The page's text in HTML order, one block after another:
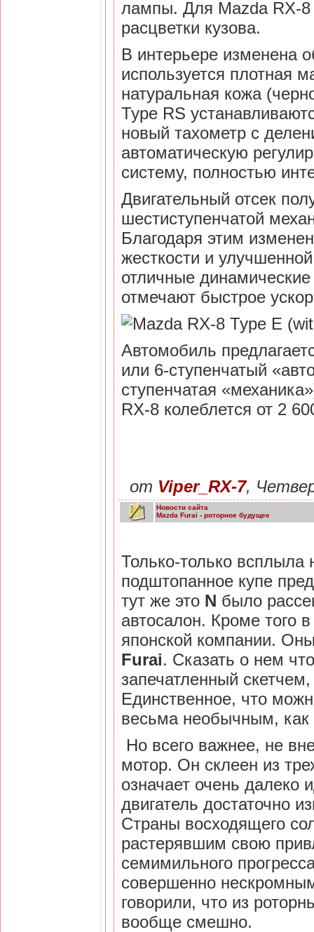
лампы. Для Mazda RX-8
расцветки кузова.
В интерьере изменена
используется плотная
натуральная кожа
Type RS
новый тахометр с
автоматическую
систему, полностью
Двигательный отсек
шестиступенчатой
Благодаря этим
жесткости и
отличные динамические
отмечают быстрое
Автомобиль
или 6-ступенчатый
ступенчатая
RX-8 колеблется от 2
от Viper_RX-7,
Новости сайта
Mazda Furai - роторное будущее
Только-только всплыла
подштопанное купе
тут же это N было
автосалон. Кроме того
японской компании.
Furai. Сказать о нем
запечатленный
Единственное, что
весьма необычным, как
Но всего важнее, не
мотор. Он склеен из
означает очень
двигатель достаточно
Страны восходящего
растерявшим свою
семимильного
совершенно
говорили, что из
вообще смешно.